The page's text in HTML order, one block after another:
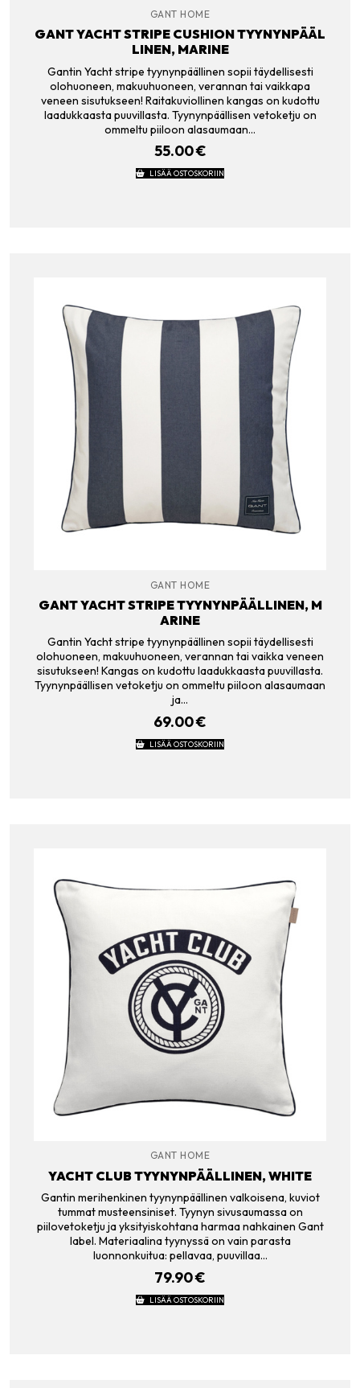
GANT HOME
GANT YACHT STRIPE CUSHION TYYNYNPÄÄL
LINEN, MARINE
Gantin Yacht stripe tyynynpäällinen sopii täydellisesti
olohuoneen, makuuhuoneen, verannan tai vaikkapa
veneen sisutukseen! Raitakuviollinen kangas on kudottu
laadukkaasta puuvillasta. Tyynynpäällisen vetoketju on
ommeltu piiloon alasaumaan…
55.00€
LISÄÄ OSTOSKORIIN
GANT HOME
GANT YACHT STRIPE TYYNYNPÄÄLLINEN, M
ARINE
Gantin Yacht stripe tyynynpäällinen sopii täydellisesti
olohuoneen, makuuhuoneen, verannan tai vaikka veneen
sisutukseen! Kangas on kudottu laadukkaasta puuvillasta.
Tyynynpäällisen vetoketju on ommeltu piiloon alasaumaan
ja…
69.00€
LISÄÄ OSTOSKORIIN
GANT HOME
YACHT CLUB TYYNYNPÄÄLLINEN, WHITE
Gantin merihenkinen tyynynpäällinen valkoisena, kuviot
tummat musteensiniset. Tyynyn sivusaumassa on
piilovetoketju ja yksityiskohtana harmaa nahkainen Gant
label. Materiaalina tyynyssä on vain parasta
luonnonkuitua: pellavaa, puuvillaa…
79.90€
LISÄÄ OSTOSKORIIN